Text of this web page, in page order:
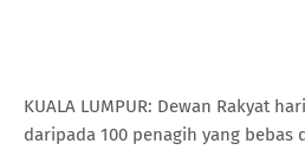
KUALA LUMPUR: Dewan Rakyat
daripada 100 penagih yang bebas